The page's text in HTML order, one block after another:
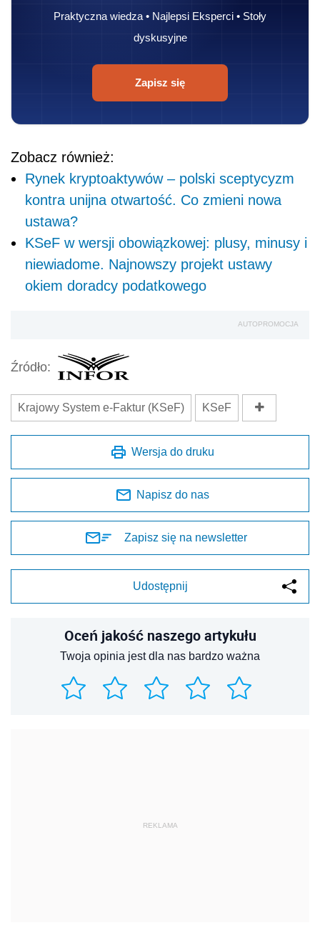
Praktyczna wiedza • Najlepsi Eksperci • Stoły
dyskusyjne
Zapisz się
Zobacz również:
Rynek kryptoaktywów – polski sceptycyzm
kontra unijna otwartość. Co zmieni nowa
ustawa?
KSeF w wersji obowiązkowej: plusy, minusy i
niewiadome. Najnowszy projekt ustawy
okiem doradcy podatkowego
AUTOPROMOCJA
Źródło:
Krajowy System e-Faktur (KSeF) KSeF
Wersja do druku
Napisz do nas
Zapisz się na newsletter
Udostępnij
Oceń jakość naszego artykułu
Twoja opinia jest dla nas bardzo ważna
REKLAMA